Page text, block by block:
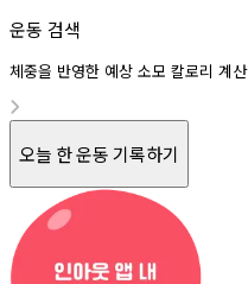
운동 검색
체중을 반영한 예상 소모 칼로리 계산
오늘 한 운동 기록하기